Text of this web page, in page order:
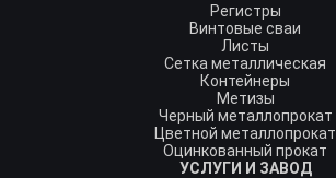
Регистры
Винтовые сваи
Листы
Сетка металлическая
Контейнеры
Метизы
Черный металлопрокат
Цветной металлопрокат
Оцинкованный прокат
УСЛУГИ И ЗАВОД